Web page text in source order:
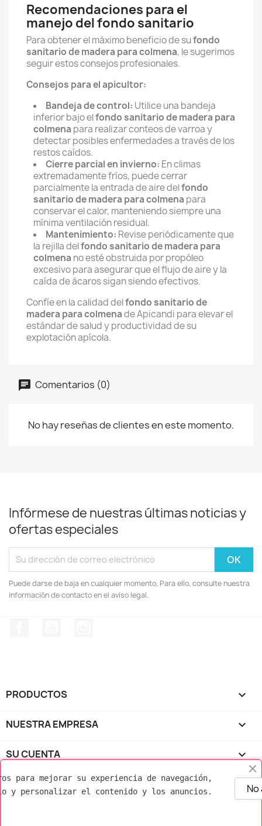
Recomendaciones para el
manejo del fondo sanitario
Para obtener el máximo beneficio de sufondo
sanitario de madera para colmena, le sugerimos
seguir estos consejos profesionales.
Consejos para el apicultor:
Bandeja de control: Utilice una bandeja
inferior bajo elfondo sanitario de madera para
colmena para realizar conteos de varroa y
detectar posibles enfermedades a través de los
restos caídos.
Cierre parcial en invierno: En climas
extremadamente fríos, puede cerrar
parcialmente la entrada de aire delfondo
sanitario de madera para colmena para
conservar el calor, manteniendo siempre una
mínima ventilación residual.
Mantenimiento: Revise periódicamente que
la rejilla delfondo sanitario de madera para
colmena no esté obstruida por propóleo
excesivo para asegurar que el flujo de aire y la
caída de ácaros sigan siendo efectivos.
Confíe en la calidad delfondo sanitario de
madera para colmenade Apicandi para elevar el
estándar de salud y productividad de su
explotación apícola.
Comentarios (0)
No hay reseñas de clientes en este momento.
Infórmese de nuestras últimas noticias y
ofertas especiales
Puede darse de baja en cualquier momento. Para ello, consulte nuestra
información de contacto en el aviso legal.
PRODUCTOS 
NUESTRA EMPRESA 
SU CUENTA 
INFORMACIÓN DE LA TIENDA keyboard_arrow_down
para mejorar su experiencia de navegación,
personalizar el contenido y los anuncios.